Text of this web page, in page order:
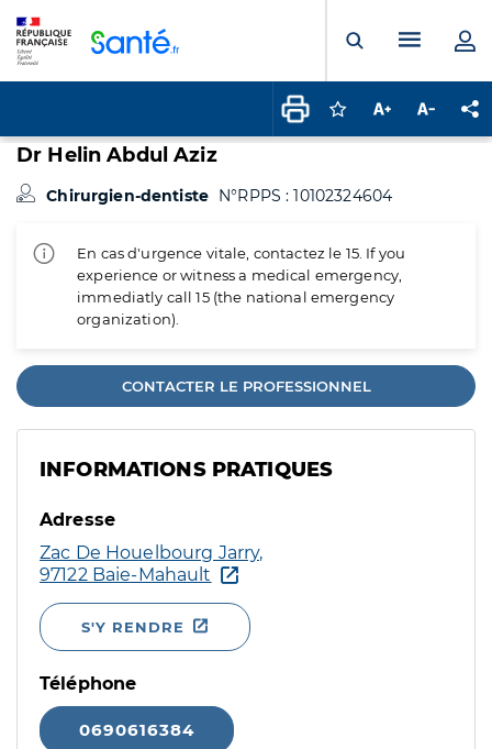
Ouvrir laMenu
Connectez-vous
Augmenter la
Dr Helin Abdul Aziz
Chirurgien-dentiste N°RPPS : 10102324604
En cas d'urgence vitale, contactez le 15. If you
experience or witness a medical emergency,
immediatly call 15 (the national emergency
organization).
CONTACTER LE PROFESSIONNEL
INFORMATIONS PRATIQUES
Adresse
Zac De Houelbourg Jarry,
97122 Baie-Mahault
S'Y RENDRE
Téléphone
0690616384